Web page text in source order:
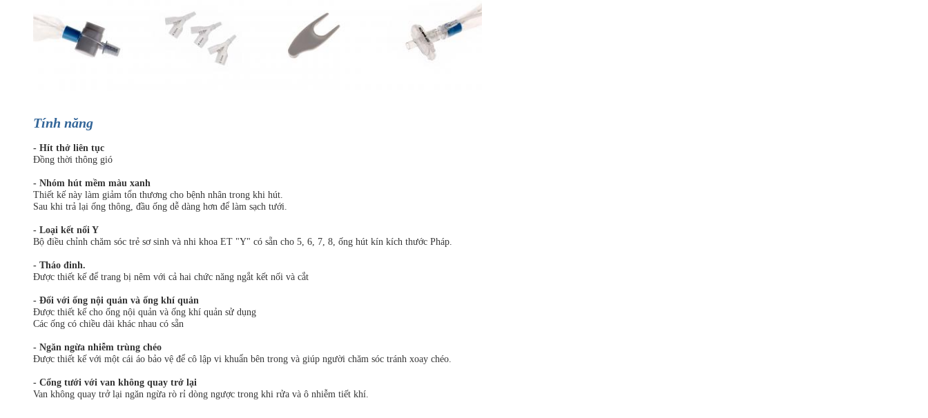
Tính năng
- Hít thở liên tục
Đồng thời thông gió
- Nhóm hút mềm màu xanh
Thiết kế này làm giảm tổn thương cho bệnh nhân trong khi hút.
Sau khi trả lại ống thông, đầu ống dễ dàng hơn để làm sạch tưới.
- Loại kết nối Y
Bộ điều chỉnh chăm sóc trẻ sơ sinh và nhi khoa ET "Y" có sẵn cho 5, 6, 7, 8, ống hút kín kích thước Pháp.
- Tháo đinh.
Được thiết kế để trang bị nêm với cả hai chức năng ngắt kết nối và cắt
- Đối với ống nội quản và ống khí quản
Được thiết kế cho ống nội quản và ống khí quản sử dụng
Các ống có chiều dài khác nhau có sẵn
- Ngăn ngừa nhiễm trùng chéo
Được thiết kế với một cái áo bảo vệ để cô lập vi khuẩn bên trong và giúp người chăm sóc tránh xoay chéo.
- Cổng tưới với van không quay trở lại
Van không quay trở lại ngăn ngừa rò rỉ dòng ngược trong khi rửa và ô nhiễm tiết khí.